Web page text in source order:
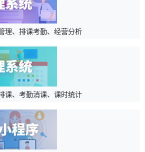
理、排课考勤、经营分析
课、考勤消课、课时统计